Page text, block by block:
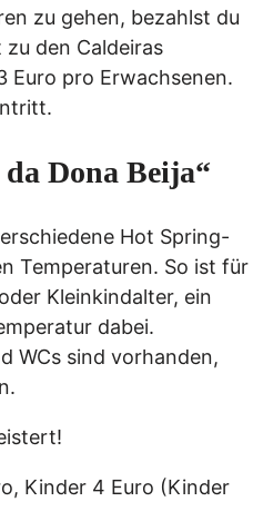
zu gehen, bezahlst du
den Caldeiras
Euro pro Erwachsenen.
da Dona Beija“
Hot Spring-
Temperaturen. So ist für
Kleinkindalter, ein
dabei.
WCs sind vorhanden,
Kinder 4 Euro (Kinder